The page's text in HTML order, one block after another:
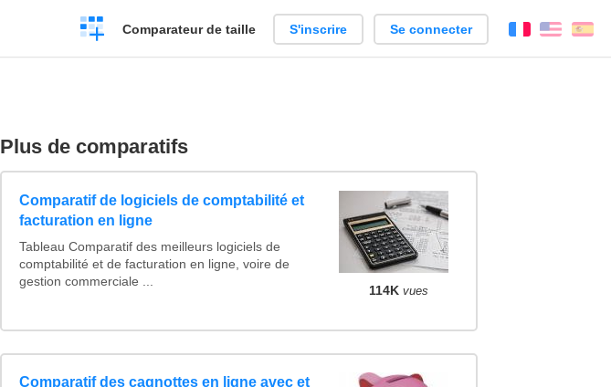
Créer
un
Comparateur de taille S'inscrire Se connecter FrançaisEnglish
Plus de comparatifs
Comparatif de logiciels de comptabilité et
facturation en ligne
Tableau Comparatif des meilleurs logiciels de
comptabilité et de facturation en ligne, voire de
gestion commerciale ...
114K vues
Comparatif des cagnottes en ligne avec et